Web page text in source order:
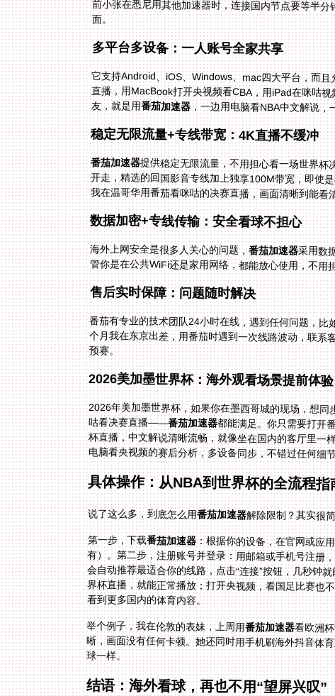
面。
多平台多设备：一人账号全家共享
它支持Android、iOS、Windows、mac四大平台，而
直播，用MacBook打开央视频看CBA，用iPad在咪咕
友，就是用番茄加速器，一边用电脑看NBA中文解说，
稳定无限流量+专线带宽：4K直播不缓冲
番茄加速器提供稳定无限流量，不用担心看一场世界
开走，精选的回国影音专线加上独享100M带宽
我在温哥华用番茄看咪咕的决赛直播，画面清晰到能看
数据加密+专线传输：安全看球不担心
海外上网安全是很多人关心的问题，番茄加速器采用数
管你是在公共WiFi还是家用网络，都能放心使用，不用
售后实时保障：问题随时解决
番茄有专业的技术团队24小时在线，遇到任何问题，
个月我在东京出差，用番茄时遇到一次线路波动，联
预赛。
2026美加墨世界杯：海外观看场景提前体验
2026年美加墨世界杯，如果你在墨西哥城的现场，想
咕看决赛直播——番茄加速器都能满足。你只需要打开
杯直播，中文解说清晰流畅，就像
电脑看央视频的赛后分析，多设备同步，不错过任何细
具体操作：从NBA到世界杯的全流程指
说了这么多，到底怎么用番茄加速器解除限制？其实很
第一步，下载番茄加速器：根据你的设备，在官网或应
有）。第二步，注册账号并登录：用邮
会自动推荐最适合你的线路，点击“连接
界杯直播，就能正常播放；打开央视频
看到更多国内的体育内容。
举个例子，我在伦敦的表妹，上周用番茄加速器看欧洲
晰，画面没有
球一样。
结语：海外看球，再也不用“望屏兴叹”